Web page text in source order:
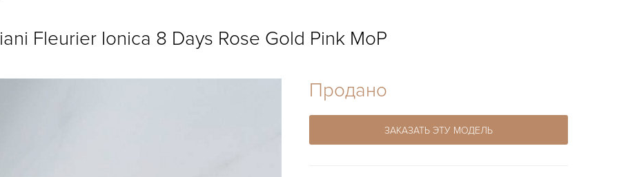
Fleurier Ionica 8 Days Rose Gold Pink MoP
Продано
ЗАКАЗАТЬ ЭТУ МОДЕЛЬ